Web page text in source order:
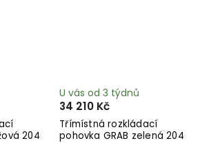
204
Třímístná rozkládací
pohovka GRAB zelená 204
U vás od 3 týdnů
34 210 Kč